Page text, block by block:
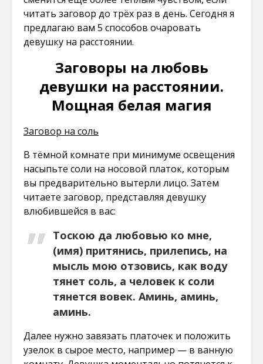
читать заговор до трёх раз в день. Сегодня я
предлагаю вам 5 способов очаровать
девушку на расстоянии.
Заговоры на любовь
девушки на расстоянии.
Мощная белая магия
Заговор на соль
В тёмной комнате при минимуме освещения
насыпьте соли на носовой платок, которым
вы предварительно вытерли лицо. Затем
читаете заговор, представляя девушку
влюбившейся в вас:
Тоскою да любовью ко мне,
(имя) притянись, прилепись, на
мысль мою отзовись, как воду
тянет соль, а человек к соли
тянется вовек. Аминь, аминь,
аминь.
Далее нужно завязать платочек и положить
узелок в сырое место, например — в ванную